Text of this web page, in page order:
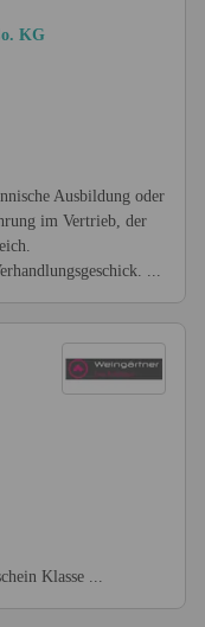
KG
Ausbildung oder
im Vertrieb, der
...
Klasse ...